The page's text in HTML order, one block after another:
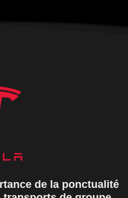
de la ponctualité